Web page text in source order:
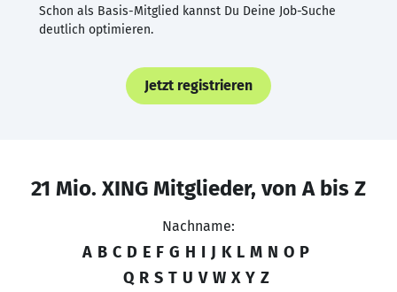
Schon als Basis-Mitglied kannst Du Deine Job-Suche
deutlich optimieren.
Jetzt registrieren
21 Mio. XING Mitglieder, von A bis Z
Nachname:
A B C D E F G H I J K L M N O P
Q R S T U V W X Y Z